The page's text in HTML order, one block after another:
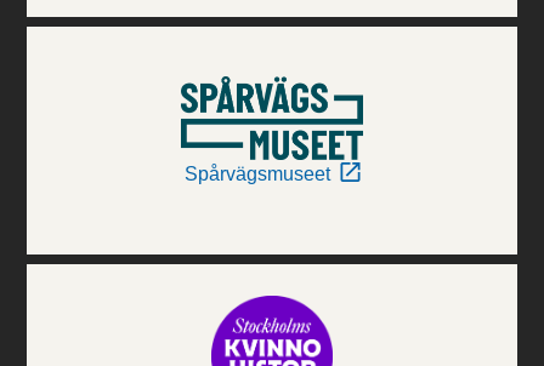
Spårvägsmuseet